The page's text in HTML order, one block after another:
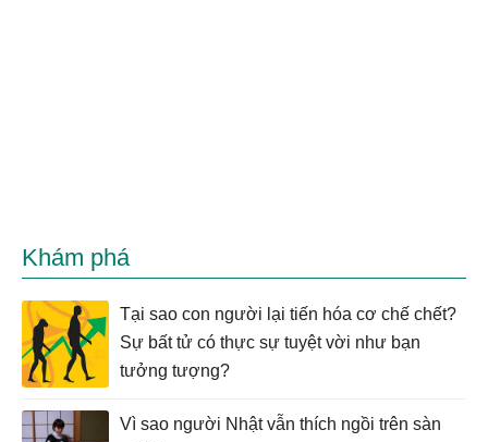
Khám phá
Tại sao con người lại tiến hóa cơ chế chết?
Sự bất tử có thực sự tuyệt vời như bạn
tưởng tượng?
Vì sao người Nhật vẫn thích ngồi trên sàn